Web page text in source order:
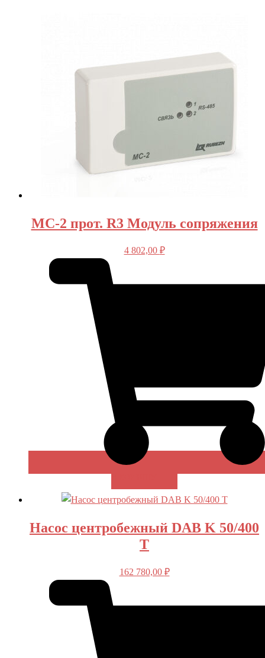
МС-2 прот. R3 Модуль сопряжения
4 802,00 ₽
Насос центробежный DAB K 50/400
T
162 780,00 ₽